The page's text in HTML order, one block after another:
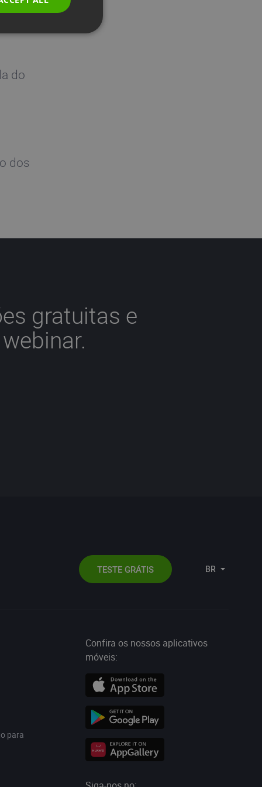
do
dos
gratuitas e
BR
TESTE GRÁTIS
para
Confira os nossos aplicativos
móveis:
RUSSIAN